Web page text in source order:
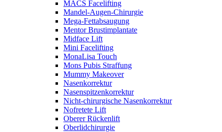
MACS Facelifting
Mandel-Augen-Chirurgie
Mega-Fettabsaugung
Mentor Brustimplantate
Midface Lift
Mini Facelifting
MonaLisa Touch
Mons Pubis Straffung
Mummy Makeover
Nasenkorrektur
Nasenspitzenkorrektur
Nicht-chirurgische Nasenkorrektur
Nofretete Lift
Oberer Rückenlift
Oberlidchirurgie